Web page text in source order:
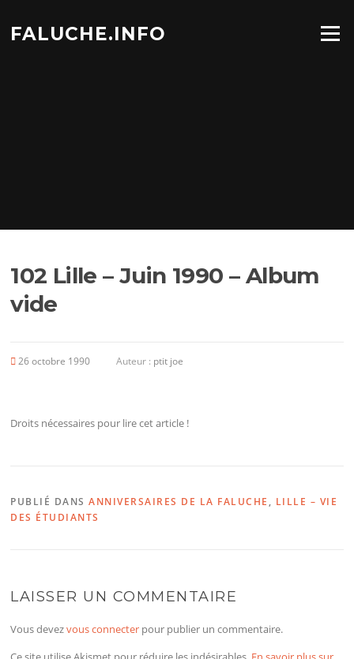
contenu
FALUCHE.INFO Menu
102 Lille – Juin 1990 – Album
vide
26 octobre 1990 Auteur : ptit joe
Droits nécessaires pour lire cet article !
PUBLIÉ DANSANNIVERSAIRES DE LA FALUCHE , LILLE – VIE
DES ÉTUDIANTS
LAISSER UN COMMENTAIRE
Vous devezvous connecter pour publier un commentaire.